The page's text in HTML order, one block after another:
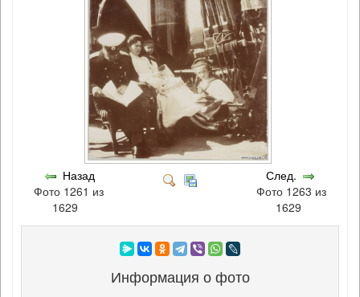
Назад
Фото 1261 из
1629
След.
Фото 1263 из
1629
Информация о фото